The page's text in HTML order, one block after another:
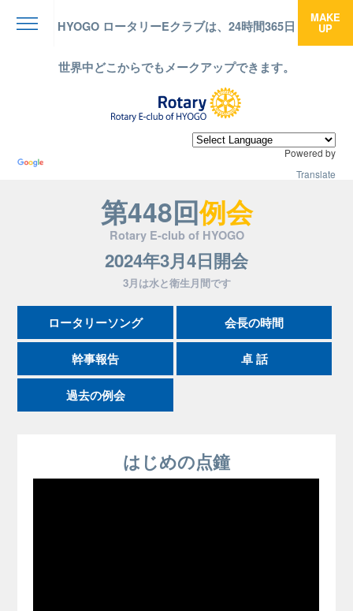
HYOGO ロータリーEクラブは、24時間365日
世界中どこからでもメークアップできます。
MAKE
UP
Powered by
Translate
第448回例会
Rotary E-club of HYOGO
2024年3月4日開会
3月は水と衛生月間です
ロータリーソング 会長の時間
幹事報告 卓 話
過去の例会
はじめの点鐘